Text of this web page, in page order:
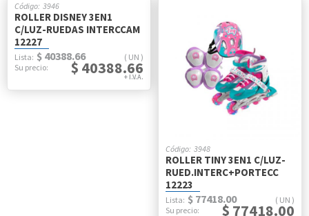
3946
ROLLER DISNEY 3EN1
C/LUZ-RUEDAS INTERCCAM
12227
UN
$ 40388.66
$ 40388.66
3948
ROLLER TINY 3EN1 C/LUZ-
RUED.INTERC+PORTECC
12223
UN
$ 77418.00
$ 77418.00